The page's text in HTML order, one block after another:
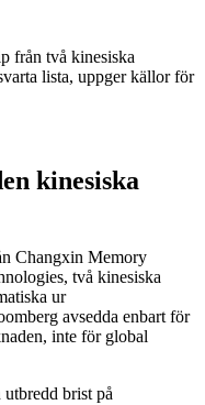
från två kinesiska
lista, uppger källor för
kinesiska
Changxin Memory
två kinesiska
ur
avsedda enbart för
inte för global
brist på